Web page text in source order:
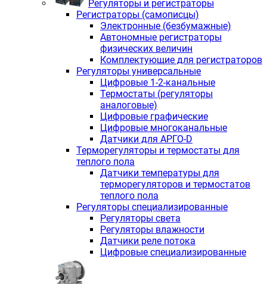
Регуляторы и регистраторы
Регистраторы (самописцы)
Электронные (безбумажные)
Автономные регистраторы
физических величин
Комплектующие для регистраторов
Регуляторы универсальные
Цифровые 1-2-канальные
Термостаты (регуляторы
аналоговые)
Цифровые графические
Цифровые многоканальные
Датчики для АРГО-D
Терморегуляторы и термостаты для
теплого пола
Датчики температуры для
терморегуляторов и термостатов
теплого пола
Регуляторы специализированные
Регуляторы света
Регуляторы влажности
Датчики реле потока
Цифровые специализированные